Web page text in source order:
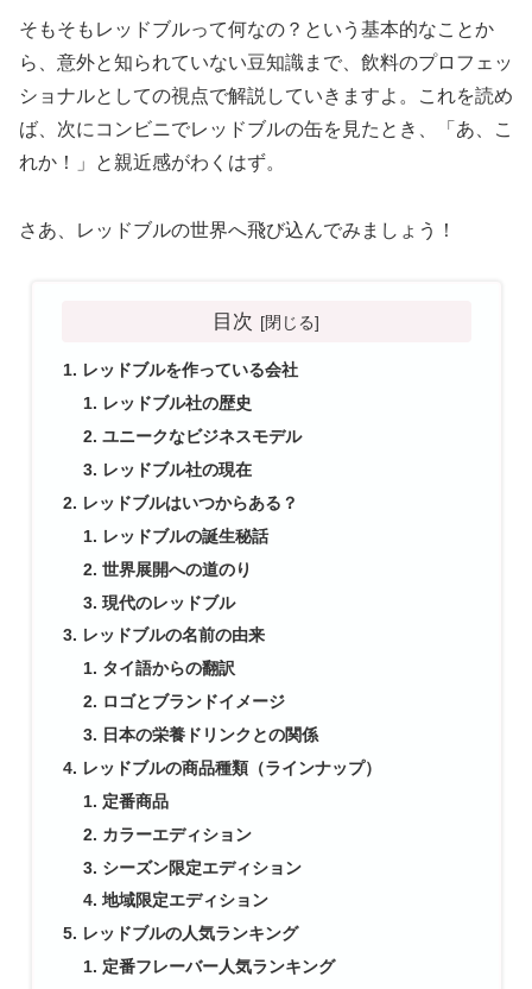
そもそもレッドブルって何なの？という基本的なことか
ら、意外と知られていない豆知識まで、飲料のプロフェッ
ショナルとしての視点で解説していきますよ。これを読め
ば、次にコンビニでレッドブルの缶を見たとき、「あ、こ
れか！」と親近感がわくはず。
さあ、レッドブルの世界へ飛び込んでみましょう！
目次
レッドブルを作っている会社
レッドブル社の歴史
ユニークなビジネスモデル
レッドブル社の現在
レッドブルはいつからある？
レッドブルの誕生秘話
世界展開への道のり
現代のレッドブル
レッドブルの名前の由来
タイ語からの翻訳
ロゴとブランドイメージ
日本の栄養ドリンクとの関係
レッドブルの商品種類（ラインナップ）
定番商品
カラーエディション
シーズン限定エディション
地域限定エディション
レッドブルの人気ランキング
定番フレーバー人気ランキング